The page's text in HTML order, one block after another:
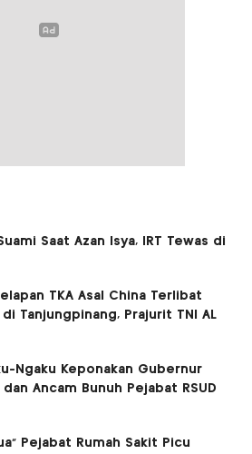
Saat Azan Isya, IRT Tewas di
TKA Asal China Terlibat
Tanjungpinang, Prajurit TNI AL
Ngaku Keponakan Gubernur
Ancam Bunuh Pejabat RSUD
Pejabat Rumah Sakit Picu